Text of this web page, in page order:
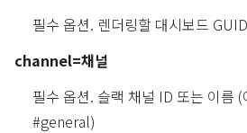
필수 옵션. 렌더링할 대시보드 GUID
channel=채널
필수 옵션. 슬랙 채널 ID 또는 이름
#general)